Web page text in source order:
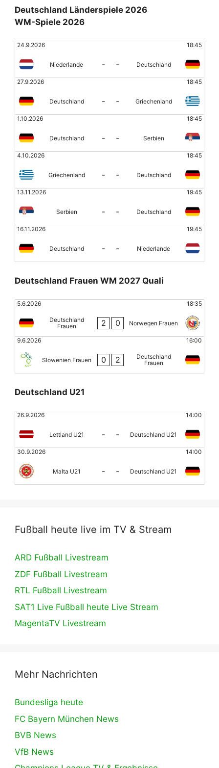
Deutschland Länderspiele 2026
WM-Spiele 2026
24.9.2026 18:45
Niederlande - - Deutschland
27.9.2026 18:45
Deutschland - - Griechenland
1.10.2026 18:45
Deutschland - - Serbien
4.10.2026 18:45
Griechenland - - Deutschland
13.11.2026 19:45
Serbien - - Deutschland
16.11.2026 19:45
Deutschland - - Niederlande
Deutschland Frauen WM 2027 Quali
5.6.2026 18:35
Deutschland
Frauen
2 0 Norwegen Frauen
9.6.2026 16:00
Slowenien Frauen 0 2
Deutschland
Frauen
Deutschland U21
26.9.2026 14:00
Lettland U21 - - Deutschland U21
30.9.2026 14:00
Malta U21 - - Deutschland U21
Fußball heute live im TV & Stream
ARD Fußball Livestream
ZDF Fußball Livestream
RTL Fußball Livestream
SAT1 Live Fußball heute Live Stream
MagentaTV Livestream
Mehr Nachrichten
Bundesliga heute
FC Bayern München News
BVB News
VfB News